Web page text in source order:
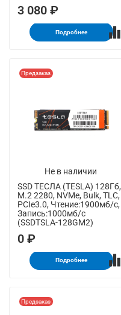
3 080 ₽
Подробнее
Не в наличии
Предзаказ
SSD ТЕСЛА (TESLA) 128Гб,
M.2 2280, NVMe, Bulk, TLC,
PCIe3.0, Чтение:1900мб/с,
Запись:1000мб/с
(SSDTSLA-128GM2)
0 ₽
Подробнее
Предзаказ